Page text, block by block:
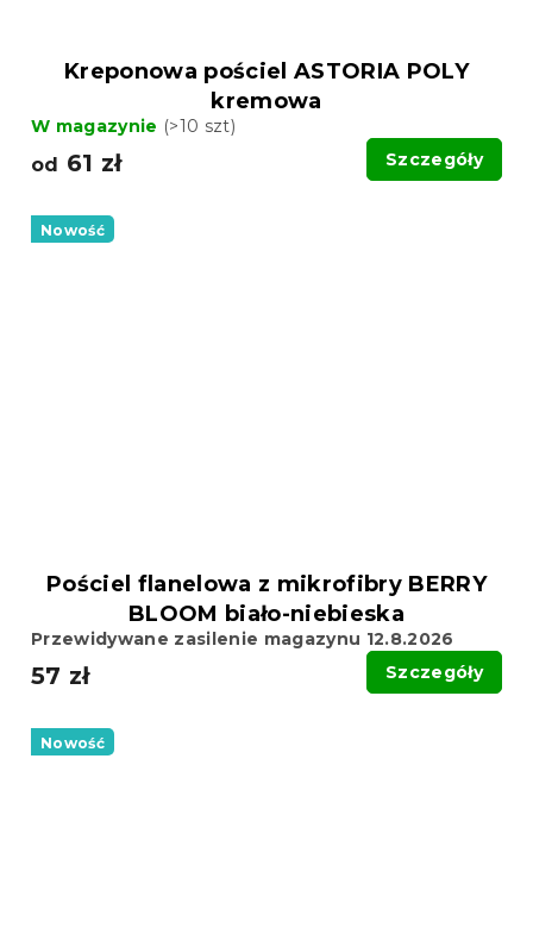
Kreponowa pościel ASTORIA POLY
kremowa
W magazynie (>10 szt)
od 61 zł Szczegóły
Nowość
Pościel flanelowa z mikrofibry BERRY
BLOOM biało-niebieska
Przewidywane zasilenie magazynu 12.8.2026
57 zł Szczegóły
Nowość